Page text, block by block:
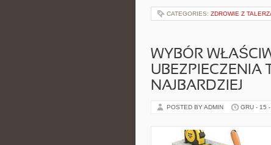
CATEGORIES: ZDROWIE Z
WYBÓR
UBEZPIECZENIA
NAJBARDZIEJ
POSTED BY ADMIN GRU - 15